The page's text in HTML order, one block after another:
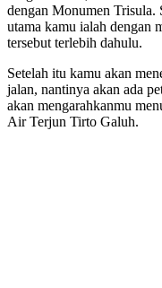
dengan Monumen Trisula.
utama kamu ialah dengan
tersebut terlebih dahulu.
Setelah itu kamu akan
jalan, nantinya akan ada
akan mengarahkanmu
Air Terjun Tirto Galuh.